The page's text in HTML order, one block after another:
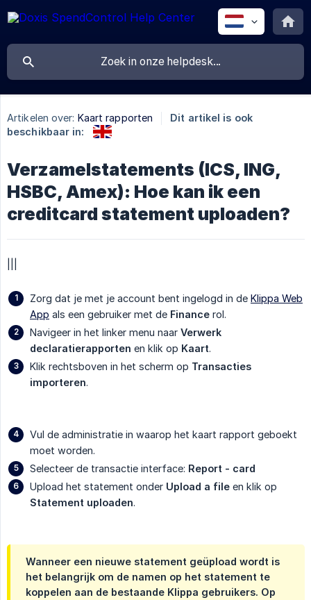
Artikelen over: Kaart rapporten
Dit artikel is ook
beschikbaar in:
Verzamelstatements (ICS, ING,
HSBC, Amex): Hoe kan ik een
creditcard statement uploaden?
Zorg dat je met je account bent ingelogd in de Klippa Web
App als een gebruiker met de Finance rol.
Navigeer in het linker menu naar Verwerk
declaratierapporten en klik op Kaart.
Klik rechtsboven in het scherm op Transacties
importeren.
Vul de administratie in waarop het kaart rapport geboekt
moet worden.
Selecteer de transactie interface: Report - card
Upload het statement onder Upload a file en klik op
Statement uploaden.
Wanneer een nieuwe statement geüpload wordt is
het belangrijk om de namen op het statement te
koppelen aan de bestaande Klippa gebruikers. Op